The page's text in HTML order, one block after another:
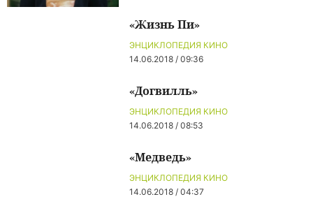
ЭНЦИКЛОПЕДИЯ КИНО
14.06.2018 / 09:36
«Жизнь Пи»
ЭНЦИКЛОПЕДИЯ КИНО
14.06.2018 / 08:53
«Догвилль»
ЭНЦИКЛОПЕДИЯ КИНО
14.06.2018 / 04:37
«Медведь»